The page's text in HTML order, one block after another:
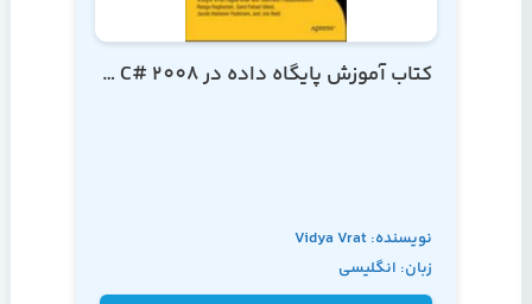
کتاب آموزش پایگاه داده در C# 2008 از مقدماتی تا پیشرفته
نویسنده: Vidya Vrat
Agarwal و James
زبان: انگلیسی